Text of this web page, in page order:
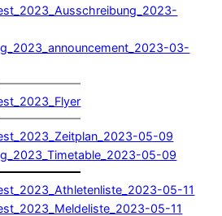
03-
05-09
05-09
05-11
05-11